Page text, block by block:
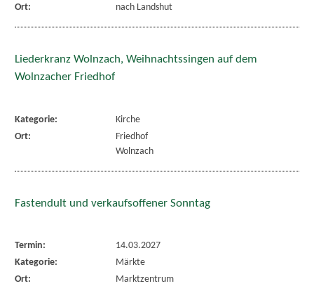
Ort:
nach Landshut
Liederkranz Wolnzach, Weihnachtssingen auf dem
Wolnzacher Friedhof
Kategorie:
Kirche
Ort:
Friedhof
Wolnzach
Fastendult und verkaufsoffener Sonntag
Termin:
14.03.2027
Kategorie:
Märkte
Ort:
Marktzentrum